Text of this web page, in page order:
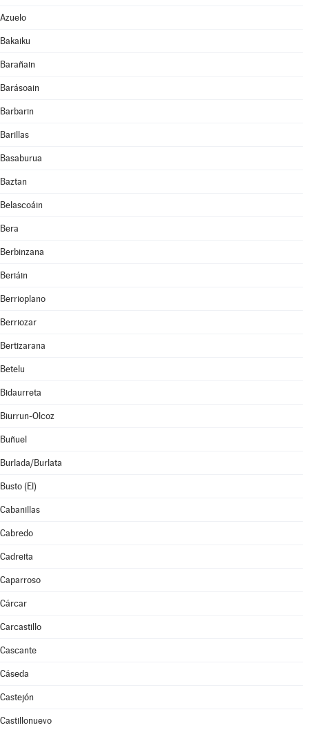
Azuelo
Bakaiku
Barañain
Barásoain
Barbarin
Barillas
Basaburua
Baztan
Belascoáin
Bera
Berbinzana
Beriáin
Berrioplano
Berriozar
Bertizarana
Betelu
Bidaurreta
Biurrun-Olcoz
Buñuel
Burlada/Burlata
Busto (El)
Cabanillas
Cabredo
Cadreita
Caparroso
Cárcar
Carcastillo
Cascante
Cáseda
Castejón
Castillonuevo